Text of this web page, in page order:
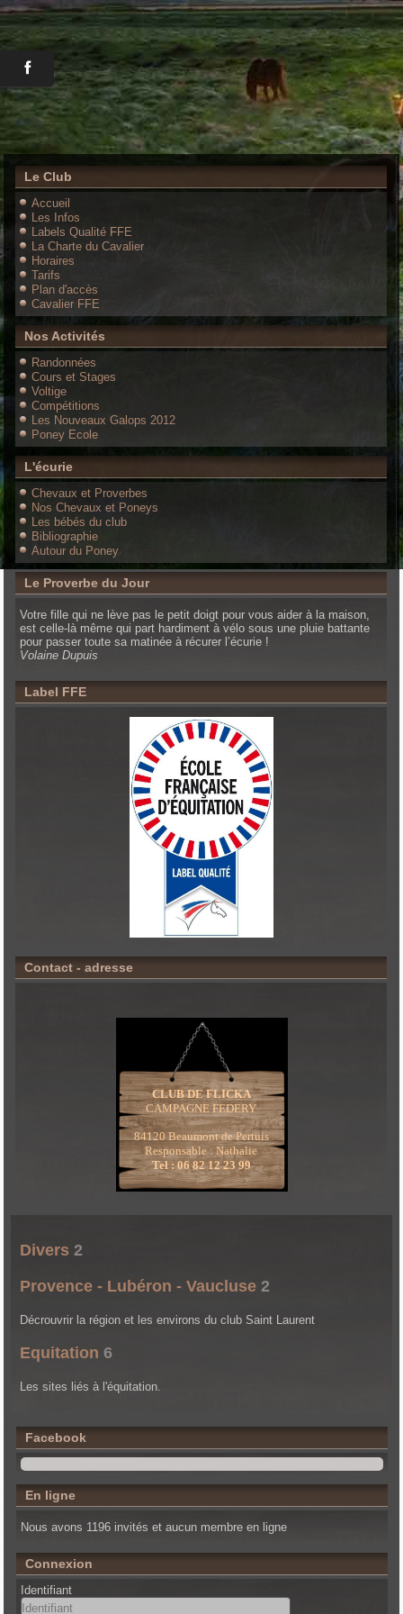
Le Club
Accueil
Les Infos
Labels Qualité FFE
La Charte du Cavalier
Horaires
Tarifs
Plan d'accès
Cavalier FFE
Nos Activités
Randonnées
Cours et Stages
Voltige
Compétitions
Les Nouveaux Galops 2012
Poney Ecole
L'écurie
Chevaux et Proverbes
Nos Chevaux et Poneys
Les bébés du club
Bibliographie
Autour du Poney
Le Proverbe du Jour
Votre fille qui ne lève pas le petit doigt pour vous aider à la maison,
est celle-là même qui part hardiment à vélo sous une pluie battante
pour passer toute sa matinée à récurer l’écurie !
Volaine Dupuis
Label FFE
Contact - adresse
CLUB DE FLICKA
CAMPAGNE FEDERY
84120 Beaumont de Pertuis
Responsable : Nathalie
Tel : 06 82 12 23 99
Divers 2
Provence - Lubéron - Vaucluse 2
Décrouvrir la région et les environs du club Saint Laurent
Equitation 6
Les sites liés à l'équitation.
Facebook
En ligne
Nous avons 1196 invités et aucun membre en ligne
Connexion
Identifiant